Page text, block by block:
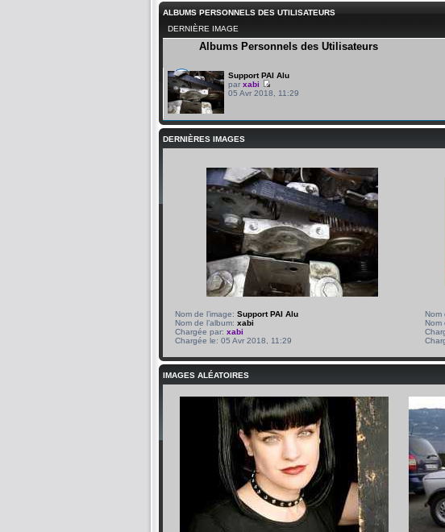
ALBUMS PERSONNELS DES UTILISATEURS
DERNIÈRE IMAGE
Albums Personnels des Utilisateurs
Support PAI Alu
par xabi
05 Avr 2018, 11:29
DERNIÈRES IMAGES
Nom de l’image: Support PAI Alu
Nom de l’album: xabi
Chargée par: xabi
Chargée le: 05 Avr 2018, 11:29
Nom
Nom
IMAGES ALÉATOIRES